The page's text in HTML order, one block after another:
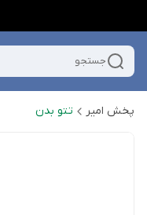
جستجو
پخش امیر تتو بدن